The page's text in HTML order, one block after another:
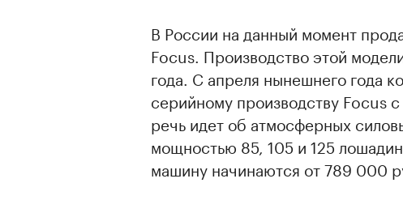
В России на данный момент
Focus. Производство этой
года. С апреля нынешнего года
серийному производству Focus
речь идет об атмосферных
мощностью 85, 105 и 125
машину начинаются от 789 000